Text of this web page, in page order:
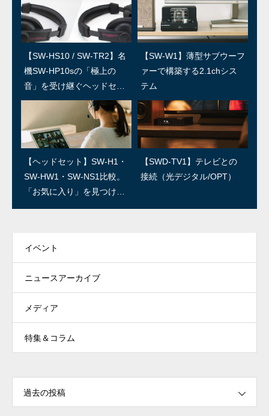
【SW-HS10 / SW-TR2】名
機SW-HP10sの「極上の
音」を受け継ぐヘッドセッ
ト
【SW-W1】薄型サブウーフ
ァーで構築する2.1chシス
テム
【ヘッドセット】SW-H1・
SW-HW1・SW-NS1比較。
「お気に入り」を見つけよ
【SWD-TV1】テレビとの
接続（光デジタル/OPT）
SWユーザー訪問：第5回 上
田温泉祥園 寿久庵 久保さ
ん
SWユーザー訪問：第4回/島
村楽器 島さん
SWユーザー訪問：第3回/R
ED IGUANA STUDIO 林さ
ん
SWユーザー訪問：第2回/石
森良三商店 石森さん
イベント
ニュースアーカイブ
メディア
特集＆コラム
過去の投稿